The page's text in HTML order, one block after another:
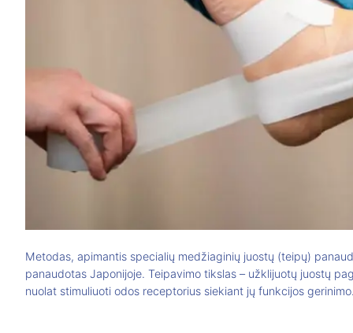
Metodas, apimantis specialių medžiaginių juostų (teipų)
panaudotas Japonijoje. Teipavimo tikslas – užklijuotų juostų
nuolat stimuliuoti odos receptorius siekiant jų funkcijos